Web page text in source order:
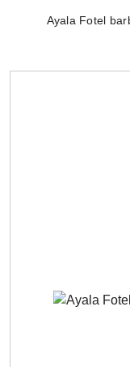
Ayala Fotel